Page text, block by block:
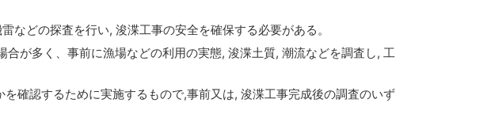
どの探査を行い, 浚渫工事の安全を確保する必要がある。
が多く、事前に漁場などの利用の実態, 浚渫土質, 潮流などを調査し, 工
確認するために実施するもので,事前又は, 浚渫工事完成後の調査のいず